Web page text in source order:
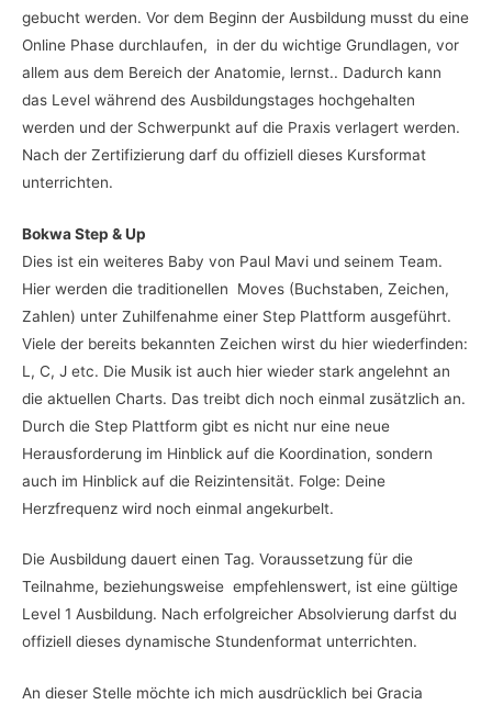
gebucht werden. Vor dem Beginn der Ausbildung musst du eine
Online Phase durchlaufen, in der du wichtige Grundlagen, vor
allem aus dem Bereich der Anatomie, lernst.. Dadurch kann
das Level während des Ausbildungstages hochgehalten
werden und der Schwerpunkt auf die Praxis verlagert werden.
Nach der Zertifizierung darf du offiziell dieses Kursformat
unterrichten.
Bokwa Step & Up
Dies ist ein weiteres Baby von Paul Mavi und seinem Team.
Hier werden die traditionellen Moves (Buchstaben, Zeichen,
Zahlen) unter Zuhilfenahme einer Step Plattform ausgeführt.
Viele der bereits bekannten Zeichen wirst du hier wiederfinden:
L, C, J etc. Die Musik ist auch hier wieder stark angelehnt an
die aktuellen Charts. Das treibt dich noch einmal zusätzlich an.
Durch die Step Plattform gibt es nicht nur eine neue
Herausforderung im Hinblick auf die Koordination, sondern
auch im Hinblick auf die Reizintensität. Folge: Deine
Herzfrequenz wird noch einmal angekurbelt.
Die Ausbildung dauert einen Tag. Voraussetzung für die
Teilnahme, beziehungsweise empfehlenswert, ist eine gültige
Level 1 Ausbildung. Nach erfolgreicher Absolvierung darfst du
offiziell dieses dynamische Stundenformat unterrichten.
An dieser Stelle möchte ich mich ausdrücklich bei Gracia